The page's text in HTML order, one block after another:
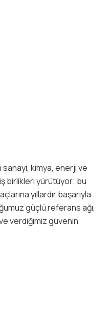
kimya, enerji ve
birlikleri yürütüyor; bu
yıllardır başarıyla
güçlü referans ağı,
verdiğimiz güvenin